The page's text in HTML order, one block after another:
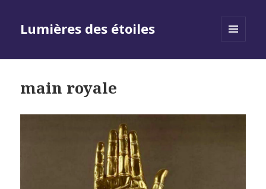
Lumières des étoiles
main royale